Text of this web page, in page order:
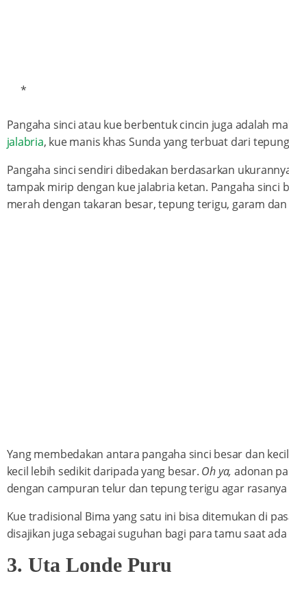
*
Pangaha sinci atau kue berbentuk cincin juga adalah
jalabria, kue manis khas Sunda yang terbuat dari
Pangaha sinci sendiri dibedakan berdasarkan
tampak mirip dengan kue jalabria ketan. Pangaha
merah dengan takaran besar, tepung terigu, garam
Yang membedakan antara pangaha sinci besar dan
kecil lebih sedikit daripada yang besar. Oh ya, adonan
dengan campuran telur dan tepung terigu agar
Kue tradisional Bima yang satu ini bisa ditemukan di
disajikan juga sebagai suguhan bagi para tamu saat
3. Uta Londe Puru